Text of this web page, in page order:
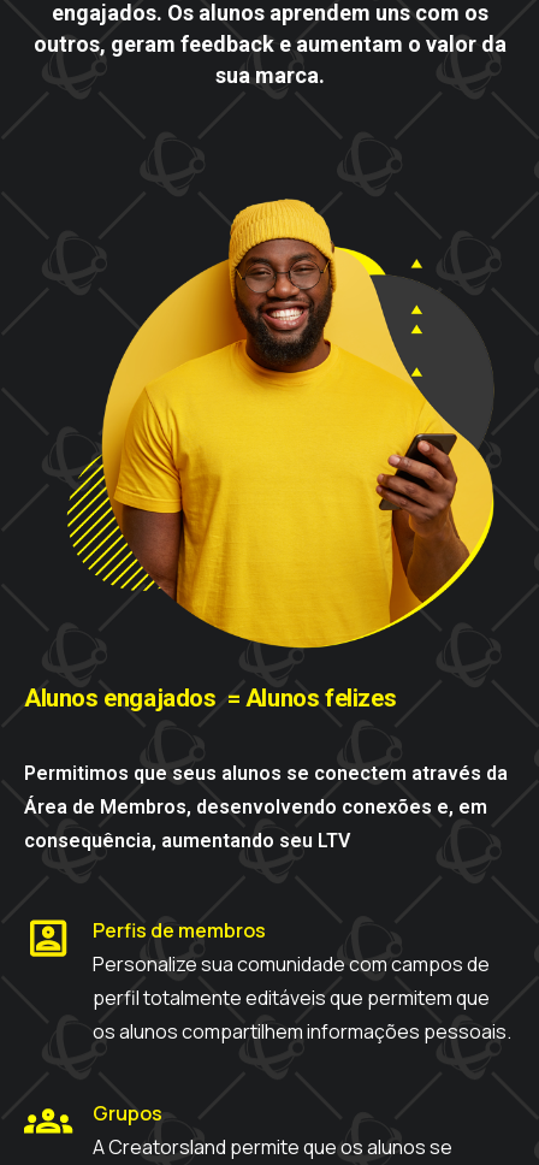
engajados. Os alunos aprendem uns com os
outros, geram feedback e aumentam o valor da
sua marca.
Alunos engajados = Alunos felizes
Permitimos que seus alunos se conectem através da
Área de Membros, desenvolvendo conexões e, em
consequência, aumentando seu LTV
Perfis de membros
Personalize sua comunidade com campos de
perfil totalmente editáveis ​​que permitem que
os alunos compartilhem informações pessoais.
Grupos
A Creatorsland permite que os alunos se